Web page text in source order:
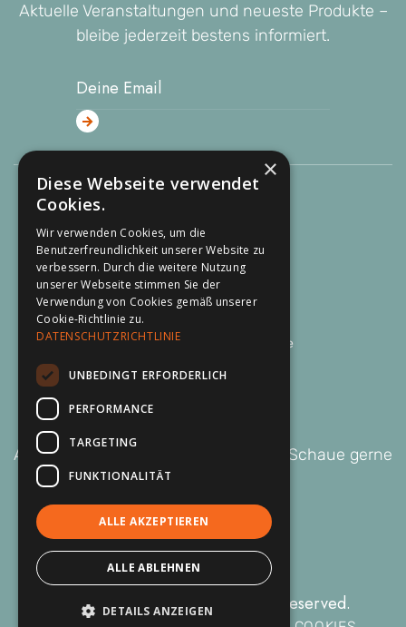
Aktuelle Veranstaltungen und neueste Produkte –
bleibe jederzeit bestens informiert.
Auf der Loge 10
An Dörp 11
27404 Ostereistedt
Tel.: 0155 6033 2940
Email: kontakt@blitz-licht.de
Kundenmeinungen
Auch deine Meinung ist uns wichtig. Schaue gerne
bei Google vorbei:
© BLITZLICHT 2026. All Rights Reserved.
×
Diese Webseite verwendet
Cookies.
Wir verwenden Cookies, um die
Benutzerfreundlichkeit unserer Website zu
verbessern. Durch die weitere Nutzung
unserer Webseite stimmen Sie der
Verwendung von Cookies gemäß unserer
Cookie-Richtlinie zu.
DATENSCHUTZRICHTLINIE
UNBEDINGT ERFORDERLICH
PERFORMANCE
TARGETING
FUNKTIONALITÄT
ALLE AKZEPTIEREN
ALLE ABLEHNEN
DETAILS ANZEIGEN